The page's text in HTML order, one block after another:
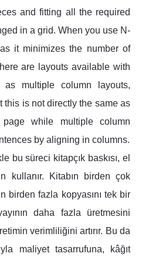
and fitting all the required
in a grid. When you use N-
it minimizes the number of
are layouts available with
multiple column layouts,
this is not directly the same as
while multiple column
by aligning in columns.
bu süreci kitapçık baskısı, el
kullanır. Kitabın birden çok
birden fazla kopyasını tek bir
daha fazla üretmesini
verimliliğini artırır. Bu da
maliyet tasarrufuna, kâğıt